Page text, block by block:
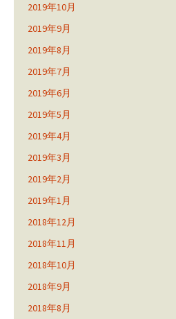
2019年10月
2019年9月
2019年8月
2019年7月
2019年6月
2019年5月
2019年4月
2019年3月
2019年2月
2019年1月
2018年12月
2018年11月
2018年10月
2018年9月
2018年8月